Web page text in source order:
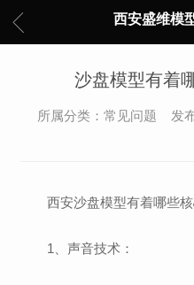
西安盛维模
沙盘模型有着
所属分类：常见问题 发
西安沙盘模型有着哪些
1、声音技术：